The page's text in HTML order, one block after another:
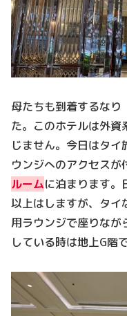
母たちも到着するなり
た。このホテルは外
じません。今日はタ
ウンジへのアクセスが
ルームに泊まります。
以上はしますが、タイ
用ラウンジで座りな
している時は地上G階